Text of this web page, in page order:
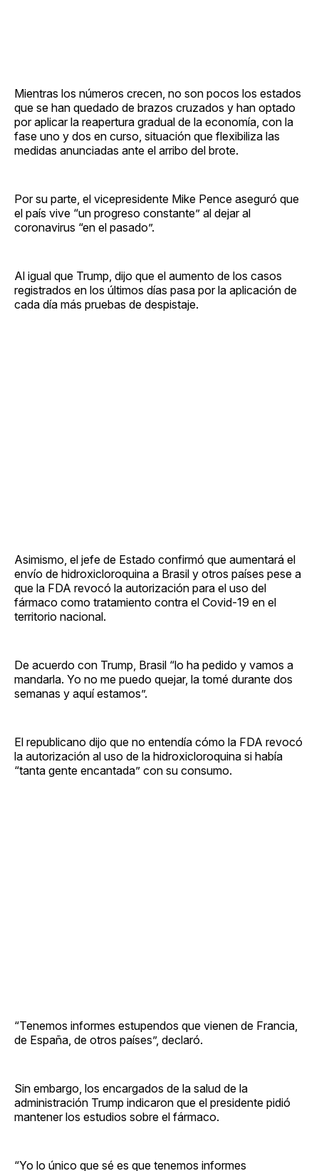
Mientras los números crecen, no son pocos los estados
que se han quedado de brazos cruzados y han optado
por aplicar la reapertura gradual de la economía, con la
fase uno y dos en curso, situación que flexibiliza las
medidas anunciadas ante el arribo del brote.
Por su parte, el vicepresidente Mike Pence aseguró que
el país vive “un progreso constante” al dejar al
coronavirus “en el pasado”.
Al igual que Trump, dijo que el aumento de los casos
registrados en los últimos días pasa por la aplicación de
cada día más pruebas de despistaje.
Asimismo, el jefe de Estado confirmó que aumentará el
envío de hidroxicloroquina a Brasil y otros países pese a
que la FDA revocó la autorización para el uso del
fármaco como tratamiento contra el Covid-19 en el
territorio nacional.
De acuerdo con Trump, Brasil “lo ha pedido y vamos a
mandarla. Yo no me puedo quejar, la tomé durante dos
semanas y aquí estamos”.
El republicano dijo que no entendía cómo la FDA revocó
la autorización al uso de la hidroxicloroquina si había
“tanta gente encantada” con su consumo.
“Tenemos informes estupendos que vienen de Francia,
de España, de otros países”, declaró.
Sin embargo, los encargados de la salud de la
administración Trump indicaron que el presidente pidió
mantener los estudios sobre el fármaco.
“Yo lo único que sé es que tenemos informes